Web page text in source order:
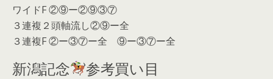
ワイドF ②⑨ー②⑨③⑦
３連複２頭軸流し②⑨ー全
３連複F ②ー③⑦ー全 ⑨ー③⑦ー全
新潟記念 参考買い目